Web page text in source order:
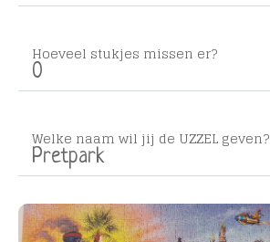
Hoeveel stukjes missen er?
0
Welke naam wil jij de UZZEL geven?
Pretpark